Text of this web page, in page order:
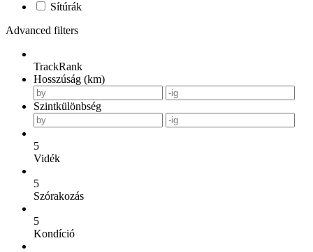
Sítúrák
Advanced filters
TrackRank
Hosszúság (km)
Szintkülönbség
5
Vidék
5
Szórakozás
5
Kondíció